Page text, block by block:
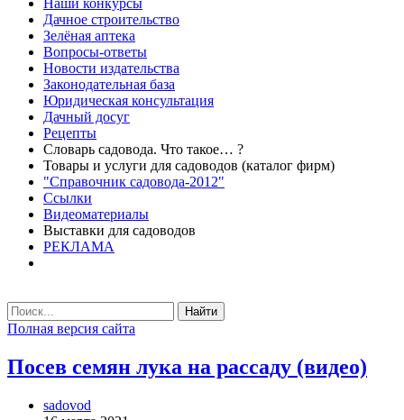
Наши конкурсы
Дачное строительство
Зелёная аптека
Вопросы-ответы
Новости издательства
Законодательная база
Юридическая консультация
Дачный досуг
Рецепты
Словарь садовода. Что такое… ?
Товары и услуги для садоводов (каталог фирм)
"Справочник садовода-2012"
Ссылки
Видеоматериалы
Выставки для садоводов
РЕКЛАМА
Найти
Полная версия сайта
Посев семян лука на рассаду (видео)
sadovod